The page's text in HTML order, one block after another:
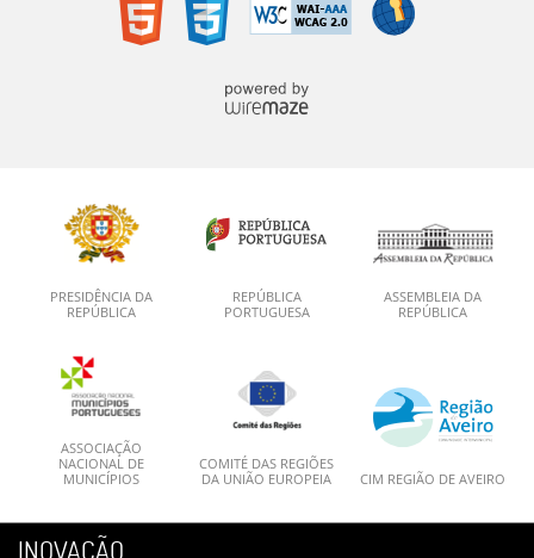
PRESIDÊNCIA DA
REPÚBLICA
REPÚBLICA
PORTUGUESA
ASSEMBLEIA DA
REPÚBLICA
ASSOCIAÇÃO
NACIONAL DE
MUNICÍPIOS
COMITÉ DAS REGIÕES
DA UNIÃO EUROPEIA
CIM REGIÃO DE AVEIRO
INOVAÇÃO